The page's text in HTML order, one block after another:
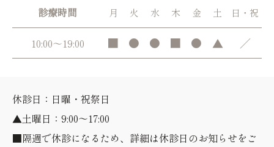
診療時間 月 火 水 木 金 土 日・祝
10:00～19:00 ■ ● ● ■ ● ▲ ／
休診日：日曜・祝祭日
▲土曜日：9:00～17:00
■隔週で休診になるため、詳細は休診日のお知らせをご